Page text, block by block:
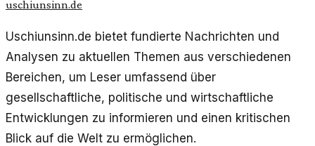
uschiunsinn.de
Uschiunsinn.de bietet fundierte Nachrichten und
Analysen zu aktuellen Themen aus verschiedenen
Bereichen, um Leser umfassend über
gesellschaftliche, politische und wirtschaftliche
Entwicklungen zu informieren und einen kritischen
Blick auf die Welt zu ermöglichen.